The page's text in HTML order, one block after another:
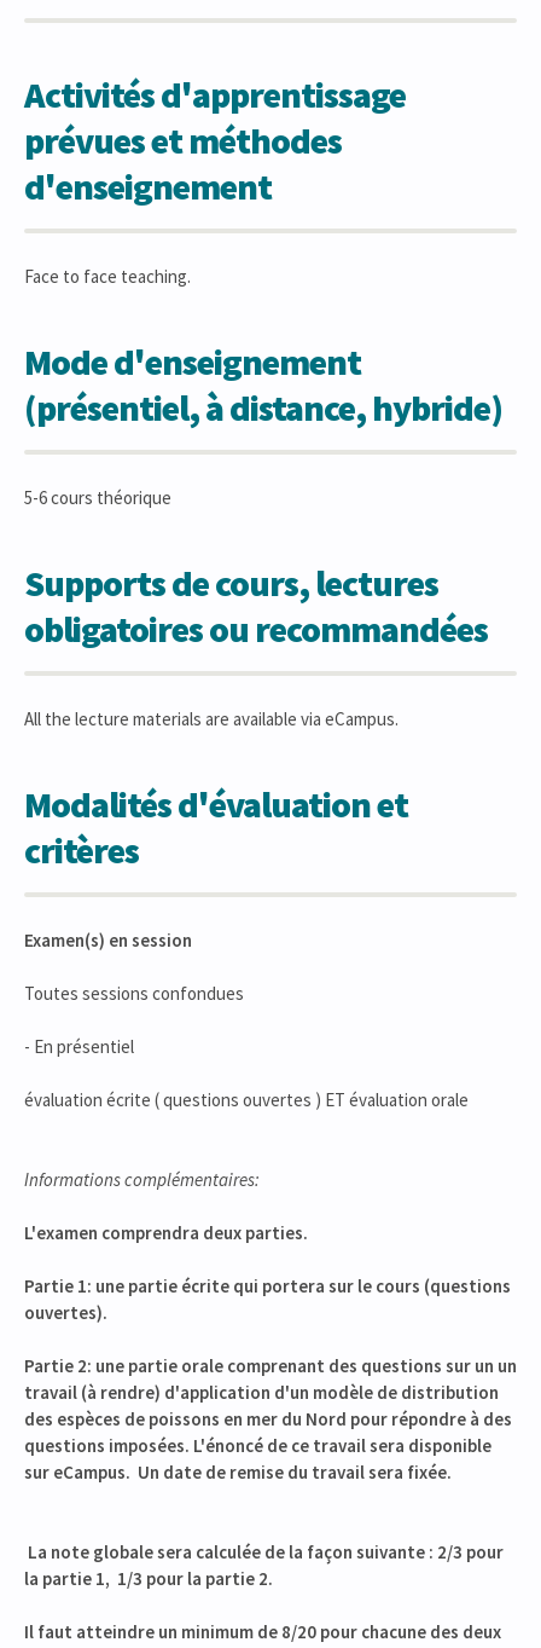
Activités d'apprentissage
prévues et méthodes
d'enseignement
Face to face teaching.
Mode d'enseignement
(présentiel, à distance, hybride)
5-6 cours théorique
Supports de cours, lectures
obligatoires ou recommandées
All the lecture materials are available via eCampus.
Modalités d'évaluation et
critères
Examen(s) en session
Toutes sessions confondues
- En présentiel
évaluation écrite ( questions ouvertes ) ET évaluation orale
Informations complémentaires:
L'examen comprendra deux parties.
Partie 1: une partie écrite qui portera sur le cours (questions
ouvertes).
Partie 2: une partie orale comprenant des questions sur un un
travail (à rendre) d'application d'un modèle de distribution
des espèces de poissons en mer du Nord pour répondre à des
questions imposées. L'énoncé de ce travail sera disponible
sur eCampus. Un date de remise du travail sera fixée.
La note globale sera calculée de la façon suivante : 2/3 pour
la partie 1, 1/3 pour la partie 2.
Il faut atteindre un minimum de 8/20 pour chacune des deux